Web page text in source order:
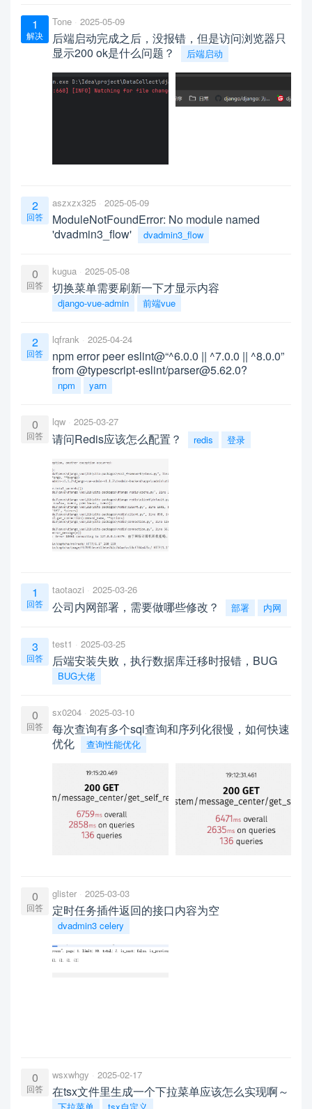
1
解决
Tone 2025-05-09
后端启动完成之后，没报错，但是访问浏览器只
显示200 ok是什么问题？
后端启动
2
回答
aszxzx325 2025-05-09
ModuleNotFoundError: No module named
'dvadmin3_flow'
dvadmin3_flow
0
回答
kugua 2025-05-08
切换菜单需要刷新一下才显示内容
django-vue-admin 前端vue
2
回答
lqfrank 2025-04-24
npm error peer eslint@“^6.0.0 || ^7.0.0 || ^8.0.0”
from @typescript-eslint/parser@5.62.0?
npm yarn
0
回答
lqw 2025-03-27
请问Redis应该怎么配置？ redis 登录
1
回答
taotaozi 2025-03-26
公司内网部署，需要做哪些修改？ 部署 内网
3
回答
test1 2025-03-25
后端安装失败，执行数据库迁移时报错，BUG
BUG大佬
0
回答
sx0204 2025-03-10
每次查询有多个sql查询和序列化很慢，如何快速
优化
查询性能优化
0
回答
glister 2025-03-03
定时任务插件返回的接口内容为空
dvadmin3 celery
0
回答
wsxwhgy 2025-02-17
在tsx文件里生成一个下拉菜单应该怎么实现啊～